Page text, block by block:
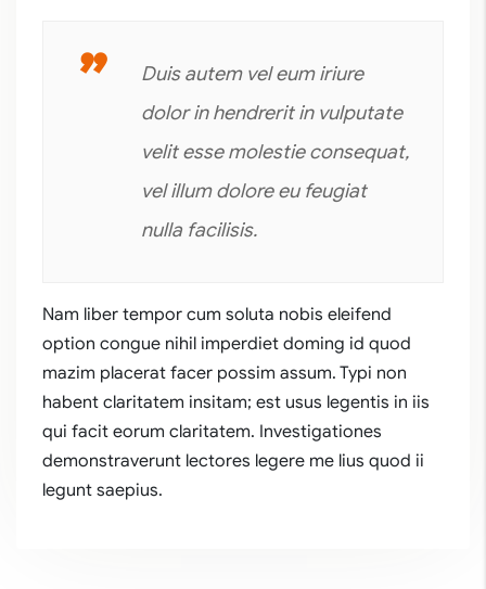
Duis autem vel eum iriure
dolor in hendrerit in vulputate
velit esse molestie consequat,
vel illum dolore eu feugiat
nulla facilisis.
Nam liber tempor cum soluta nobis eleifend
option congue nihil imperdiet doming id quod
mazim placerat facer possim assum. Typi non
habent claritatem insitam; est usus legentis in iis
qui facit eorum claritatem. Investigationes
demonstraverunt lectores legere me lius quod ii
legunt saepius.